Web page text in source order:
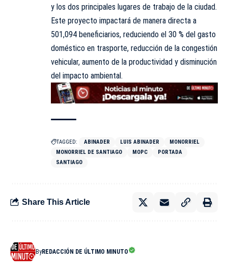
y los dos principales lugares de trabajo de la ciudad.
Este proyecto impactará de manera directa a
501,094 beneficiarios, reduciendo el 30 % del gasto
doméstico en trasporte, reducción de la congestión
vehicular, aumento de la productividad y disminución
del impacto ambiental.
TAGGED: ABINADER LUIS ABINADER
MONORRIEL
MONORRIEL DE SANTIAGO
MOPC
PORTADA
SANTIAGO
Share This Article
ByREDACCIÓN DE ÚLTIMO MINUTO